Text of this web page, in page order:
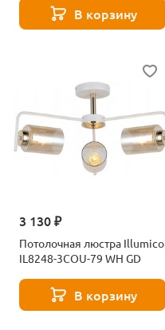
В корзину
3 130 ₽
Потолочная люстра Illumico
IL8248-3COU-79 WH GD
В корзину